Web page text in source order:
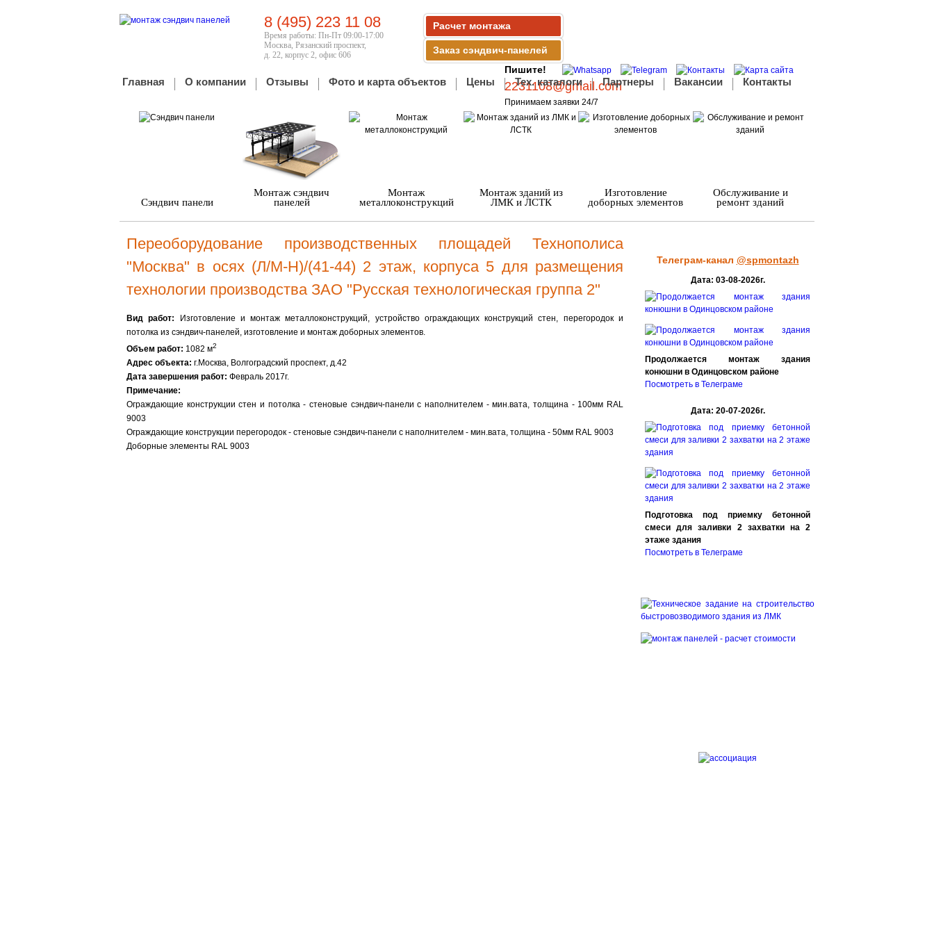
8 (495) 223 11 08
Время работы: Пн-Пт 09:00-17:00
Москва, Рязанский проспект,
д. 22, корпус 2, офис 606
Расчет монтажа
Заказ сэндвич-панелей
Пишите!
2231108@gmail.com
Принимаем заявки 24/7
Главная О компании Отзывы Фото и карта объектов Цены Тех. каталоги Партнеры Вакансии Контакты
Сэндвич панели
Монтаж сэндвич
панелей
Монтаж
металлоконструкций
Монтаж зданий из
ЛМК и ЛСТК
Изготовление
доборных элементов
Обслуживание и
ремонт зданий
Телеграм-канал @spmontazh
Дата: 03-08-2026г.
Продолжается монтаж здания
конюшни в Одинцовском районе
Посмотреть в Телеграме
Дата: 20-07-2026г.
Подготовка под приемку бетонной
смеси для заливки 2 захватки на 2
этаже здания
Посмотреть в Телеграме
Переоборудование производственных площадей Технополиса
"Москва" в осях (Л/М-Н)/(41-44) 2 этаж, корпуса 5 для размещения
технологии производства ЗАО "Русская технологическая группа 2"
Вид работ: Изготовление и монтаж металлоконструкций, устройство ограждающих конструкций стен, перегородок и
потолка из сэндвич-панелей, изготовление и монтаж доборных элементов.
Объем работ: 1082 м2
Адрес объекта: г.Москва, Волгоградский проспект, д.42
Дата завершения работ: Февраль 2017г.
Примечание:
Ограждающие конструкции стен и потолка - стеновые сэндвич-панели с наполнителем - мин.вата, толщина - 100мм RAL
9003
Ограждающие конструкции перегородок - стеновые сэндвич-панели с наполнителем - мин.вата, толщина - 50мм RAL 9003
Доборные элементы RAL 9003